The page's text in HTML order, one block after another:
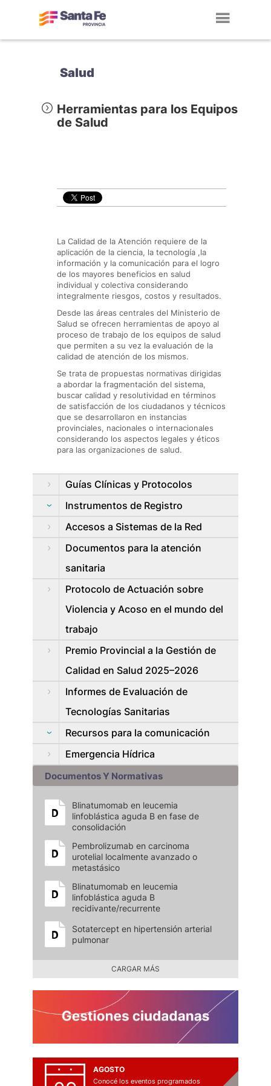
Salud
Herramientas para los Equipos
de Salud
La Calidad de la Atención requiere de la
aplicación de la ciencia, la tecnología ,la
información y la comunicación para el logro
de los mayores beneficios en salud
individual y colectiva considerando
integralmente riesgos, costos y resultados.
Desde las áreas centrales del Ministerio de
Salud se ofrecen herramientas de apoyo al
proceso de trabajo de los equipos de salud
que permiten a su vez la evaluación de la
calidad de atención de los mismos.
Se trata de propuestas normativas dirigidas
a abordar la fragmentación del sistema,
buscar calidad y resolutividad en términos
de satisfacción de los ciudadanos y técnicos
que se desarrollaron en instancias
provinciales, nacionales o internacionales
considerando los aspectos legales y éticos
para las organizaciones de salud.
Guías Clínicas y Protocolos
Instrumentos de Registro
Accesos a Sistemas de la Red
Documentos para la atención
sanitaria
Protocolo de Actuación sobre
Violencia y Acoso en el mundo del
trabajo
Premio Provincial a la Gestión de
Calidad en Salud 2025–2026
Informes de Evaluación de
Tecnologías Sanitarias
Recursos para la comunicación
Emergencia Hídrica
Documentos Y Normativas
Blinatumomab en leucemia
linfoblástica aguda B en fase de
consolidación
Pembrolizumab en carcinoma
urotelial localmente avanzado o
metastásico
Blinatumomab en leucemia
linfoblástica aguda B
recidivante/recurrente
Sotatercept en hipertensión arterial
pulmonar
CARGAR MÁS
AGOSTO
Conocé los eventos programados